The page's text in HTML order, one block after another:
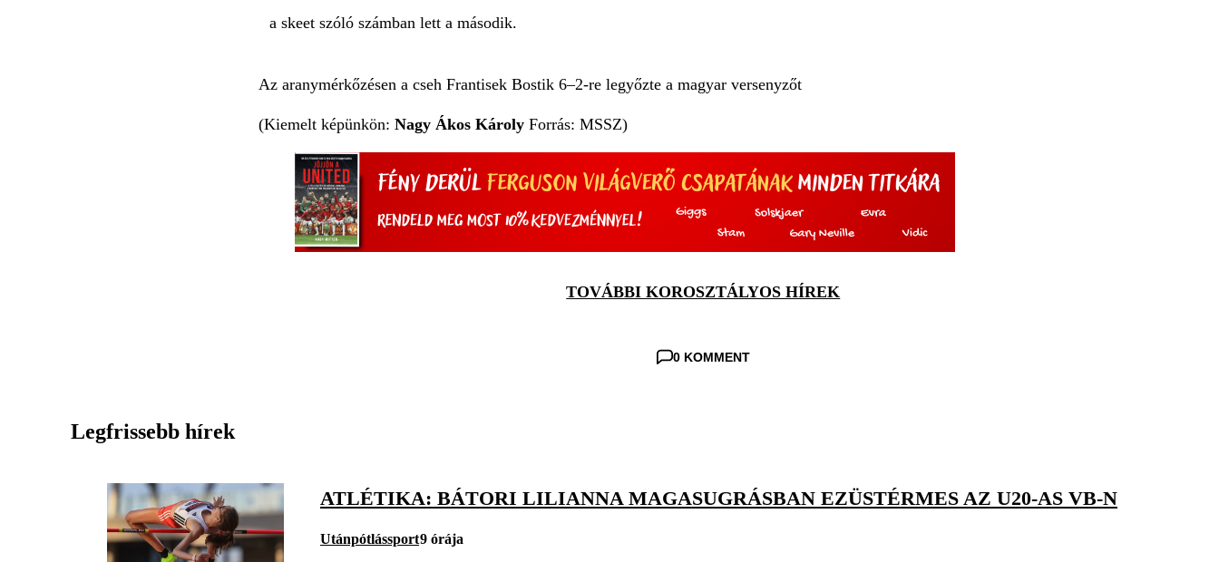
a skeet szóló számban lett a második.
Az aranymérkőzésen a cseh Frantisek Bostik 6–2-re legyőzte a magyar versenyzőt
(Kiemelt képünkön: Nagy Ákos KárolyForrás: MSSZ)
TOVÁBBI KOROSZTÁLYOS HÍREK
0 KOMMENT
Legfrissebb hírek
ATLÉTIKA: BÁTORI LILIANNA MAGASUGRÁSBAN EZÜSTÉRMES AZ U20-AS VB-N
Utánpótlássport9 órája